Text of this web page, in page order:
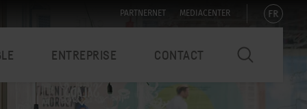
PARTNERNET MEDIACENTER FR
ENTREPRISE CONTACT